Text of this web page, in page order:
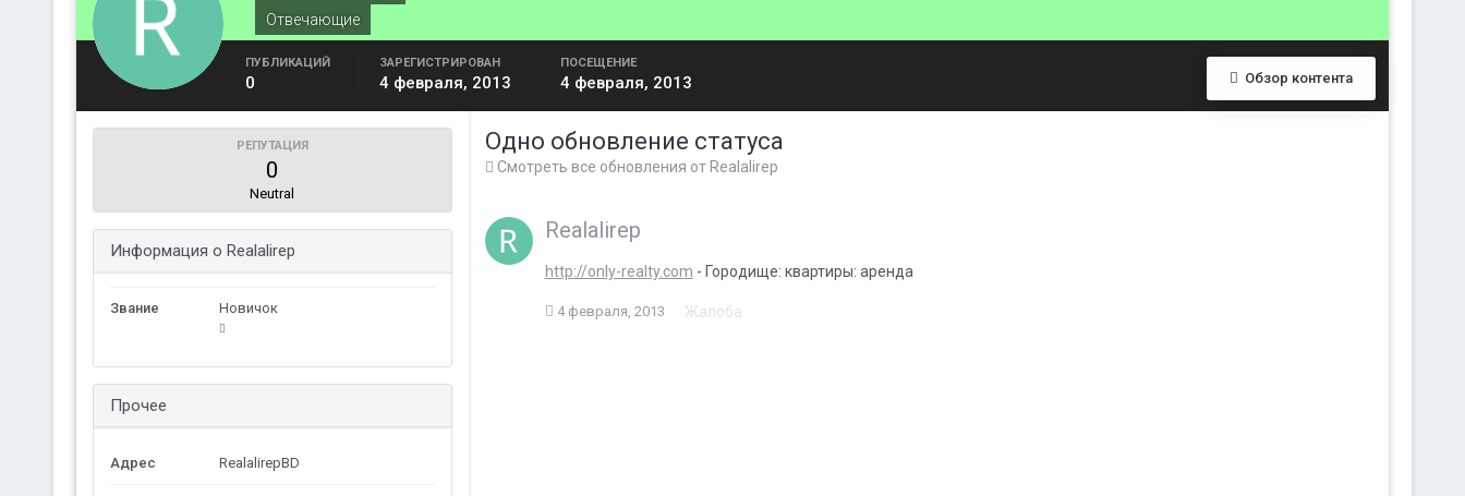
Отвечающие
Обзор контента
ПУБЛИКАЦИЙ
0
ЗАРЕГИСТРИРОВАН
4 февраля, 2013
ПОСЕЩЕНИЕ
4 февраля, 2013
РЕПУТАЦИЯ
0
Neutral
Информация о Realalirep
Звание Новичок
Прочее
Адрес RealalirepBD
Одно обновление статуса
Смотреть все обновления от Realalirep
Realalirep
http://only-realty.com - Городище: квартиры: аренда
4 февраля, 2013 Жалоба